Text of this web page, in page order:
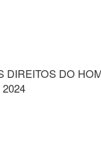
DO